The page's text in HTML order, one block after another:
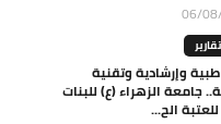
06/
وإرشادية وتقنية
جامعة الزهراء (ع) للبنات
الح...